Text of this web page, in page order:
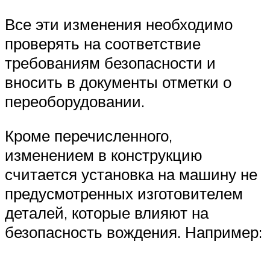
Все эти изменения необходимо
проверять на соответствие
требованиям безопасности и
вносить в документы отметки о
переоборудовании.
Кроме перечисленного,
изменением в конструкцию
считается установка на машину не
предусмотренных изготовителем
деталей, которые влияют на
безопасность вождения. Например: